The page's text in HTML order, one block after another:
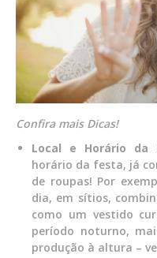
Confira mais Dicas!
Local e Horário da
horário da festa, já
de roupas! Por
dia, em sítios,
como um vestido
período noturno,
produção à altura –